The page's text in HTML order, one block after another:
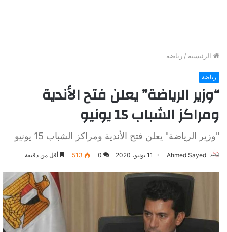
الرئيسية / رياضة
رياضة
“وزير الرياضة” يعلن فتح الأندية
ومراكز الشباب 15 يونيو
"وزير الرياضة" يعلن فتح الأندية ومراكز الشباب 15 يونيو
Ahmed Sayed 11 يونيو، 2020 0
513 أقل من دقيقة